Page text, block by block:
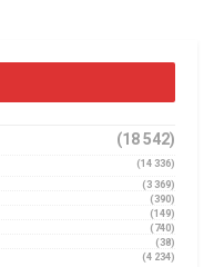
(18 542)
(14 336)
(3 369)
(390)
(149)
(740)
(38)
(4 234)